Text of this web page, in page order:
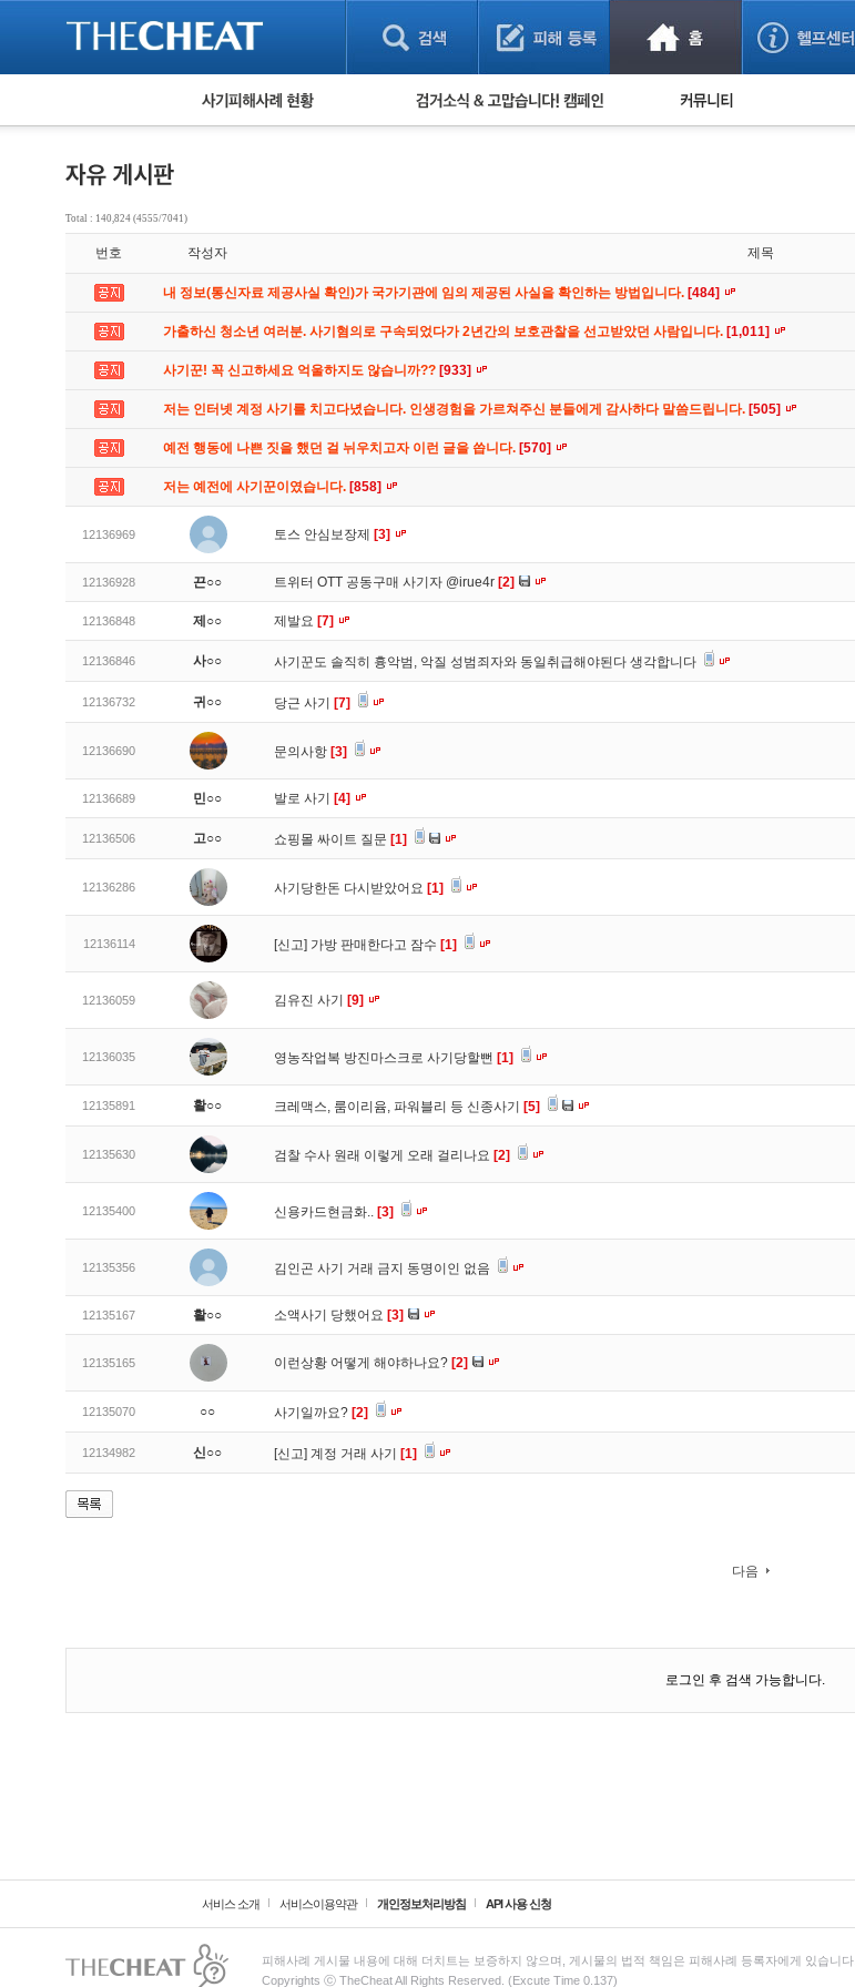
피해사례 현황
유해사이트 목록
비공개 피해사례
검거 소식 사기 예방했어요!
사기방지 아이디어
신종사기 주의 정보
Total : 140,824 (4555/7041)
번호 작성자 제목
내 정보(통신자료 제공사실 확인)가 국가기관에 임의 제공된 사실을 확인하는 방법입니다. [484]
가출하신 청소년 여러분. 사기혐의로 구속되었다가 2년간의 보호관찰을 선고받았던 사람입니다. [1,011]
사기꾼! 꼭 신고하세요 억울하지도 않습니까?? [933]
저는 인터넷 계정 사기를 치고다녔습니다. 인생경험을 가르쳐주신 분들에게 감사하다 말씀드립니다. [505]
예전 행동에 나쁜 짓을 했던 걸 뉘우치고자 이런 글을 씁니다. [570]
저는 예전에 사기꾼이였습니다. [858]
12136969 토스 안심보장제 [3]
12136928 끈○○ 트위터 OTT 공동구매 사기자 @irue4r [2]
12136848 제○○ 제발요 [7]
12136846 사○○ 사기꾼도 솔직히 흉악범, 악질 성범죄자와 동일취급해야된다 생각합니다
12136732 귀○○ 당근 사기 [7]
12136690 문의사항 [3]
12136689 민○○ 발로 사기 [4]
12136506 고○○ 쇼핑몰 싸이트 질문 [1]
12136286 사기당한돈 다시받았어요 [1]
12136114 [신고] 가방 판매한다고 잠수 [1]
12136059 김유진 사기 [9]
12136035 영농작업복 방진마스크로 사기당할뻔 [1]
12135891 활○○ 크레맥스, 룸이리윰, 파워블리 등 신종사기 [5]
12135630 검찰 수사 원래 이렇게 오래 걸리나요 [2]
12135400 신용카드현금화.. [3]
12135356 김인곤 사기 거래 금지 동명이인 없음
12135167 활○○ 소액사기 당했어요 [3]
12135165 이런상황 어떻게 해야하나요? [2]
12135070 ○○ 사기일까요? [2]
12134982 신○○ [신고] 계정 거래 사기 [1]
다음
로그인 후 검색 가능합니다.
서비스 소개 서비스이용약관 개인정보처리방침 API 사용 신청
피해사례 게시물 내용에 대해 더치트는 보증하지 않으며, 게시물의 법적 책임은 피해사례 등록자에게 있습니다.
Copyrights ⓒ TheCheat All Rights Reserved. (Excute Time 0.137)